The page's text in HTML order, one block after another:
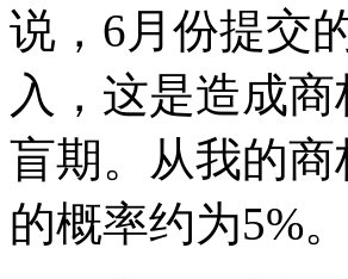
说，6月份提交
入，这是造成
盲期。从我的
的概率约为5%。